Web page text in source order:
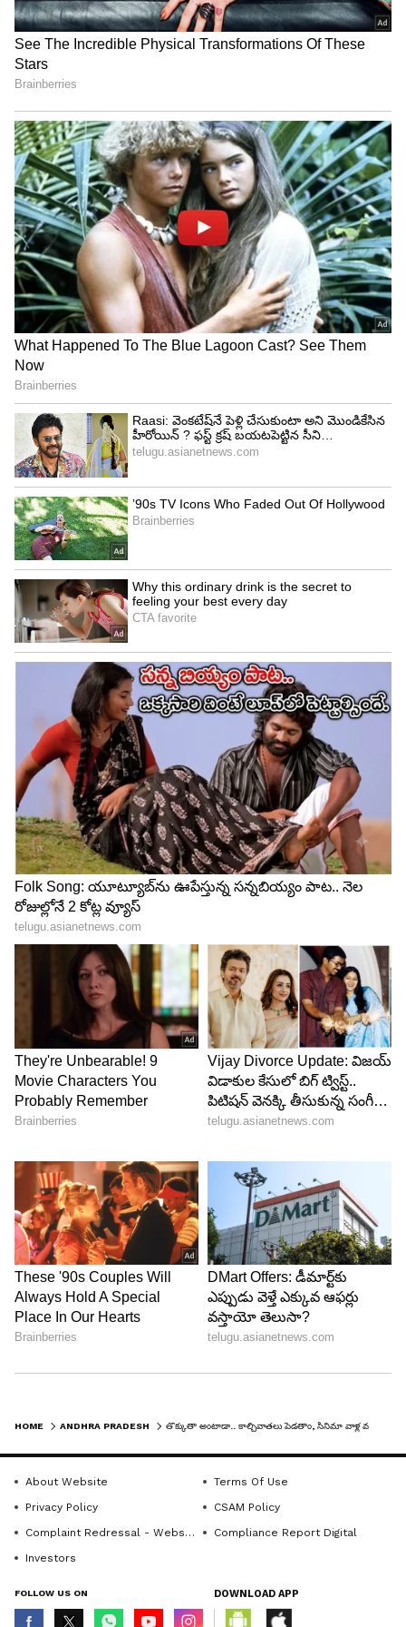
రాష్ట్రాన్ని విడగొతామంటే తోలు తీసి కూర్చోబెడతామని
హెచ్చరించారు. వైసీపీ నాయకులతో జనాలు విసిగిపోయారని
మండిపడ్డారు. రాష్ట్రాన్ని ముక్కలు చేస్తారా?.. రాజ్యాంగం
గురించి ఏం తెలుసు అంటూ వైసీపీపై తీవ్ర స్థాయిలో ఆగ్రహం
వ్యక్తం చేశారు. వేర్పాటువాదం గురించి మాట్లాడితే తన
అంత తీవ్రవాది ఉండడని హెచ్చరించారు. రాష్ట్రాన్ని
విడగొడతామంటే చూస్తూ ఊరుకోమని చెప్పారు.
HOME ANDHRA PRADESH
About Website
Terms Of Use
Privacy Policy
CSAM Policy
Complaint Redressal - Website
Compliance Report Digital
Investors
FOLLOW US ON DOWNLOAD APP